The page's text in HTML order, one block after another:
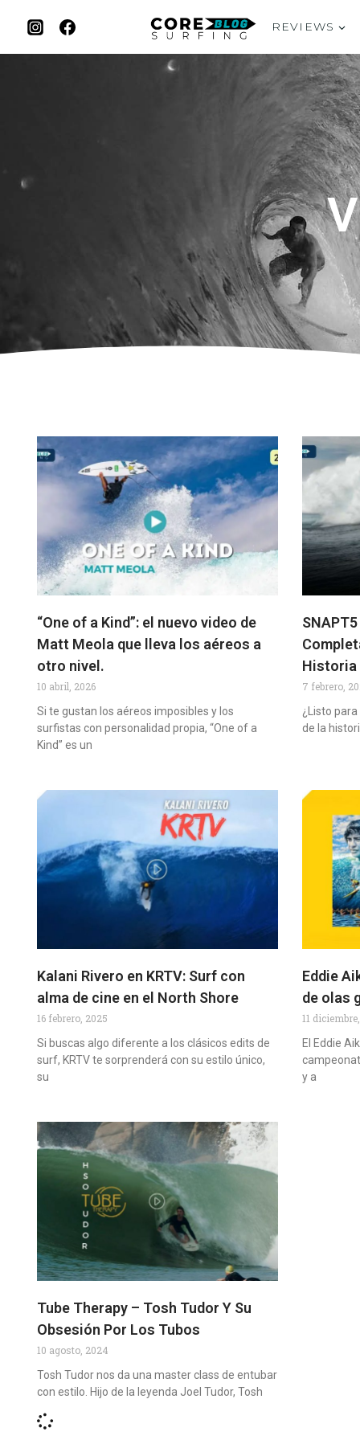
REVIEWS
“One of a Kind”: el nuevo video de
Matt Meola que lleva los aéreos a
otro nivel.
10 abril, 2026
Si te gustan los aéreos imposibles y los
surfistas con personalidad propia, “One of a
Kind” es un
Historia
7 febrero,
¿Listo
de la
Kalani Rivero en KRTV: Surf con
alma de cine en el North Shore
16 febrero, 2025
Si buscas algo diferente a los clásicos edits de
surf, KRTV te sorprenderá con su estilo único,
su
Eddie
de olas
11
El Eddie
y a
Tube Therapy – Tosh Tudor Y Su
Obsesión Por Los Tubos
10 agosto, 2024
Tosh Tudor nos da una master class de entubar
con estilo. Hijo de la leyenda Joel Tudor, Tosh